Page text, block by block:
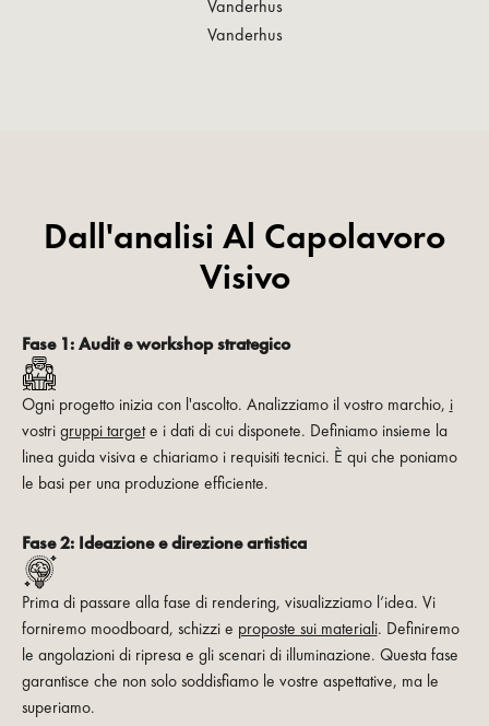
Vanderhus
Vanderhus
Dall'analisi Al Capolavoro
Visivo
Fase 1:Audit e workshop strategico‍
Ogni progetto inizia con l'ascolto. Analizziamo il vostro marchio, i
vostri gruppi targete i dati di cui disponete. Definiamo insieme la
linea guida visiva e chiariamo i requisiti tecnici. È qui che poniamo
le basi per una produzione efficiente.
Fase 2: Ideazione e direzione artistica
Prima di passare alla fase di rendering, visualizziamo l’idea. Vi
forniremo moodboard, schizzi e proposte sui materiali. Definiremo
le angolazioni di ripresa e gli scenari di illuminazione. Questa fase
garantisce che non solo soddisfiamo le vostre aspettative, ma le
superiamo.